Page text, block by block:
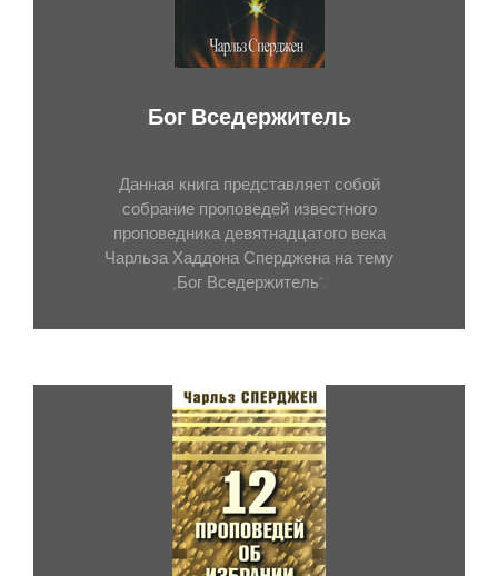
Бог Вседержитель
Данная книга представляет собой
собрание проповедей известного
проповедника девятнадцатого века
Чарльза Хаддона Сперджена на тему
„Бог Вседержитель“.